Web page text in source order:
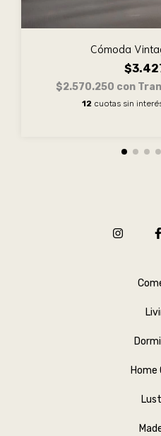
Cómoda
$2.570.250 con
12 cuotas sin
Home